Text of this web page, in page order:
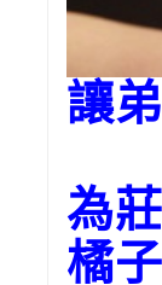
讓
為
橘